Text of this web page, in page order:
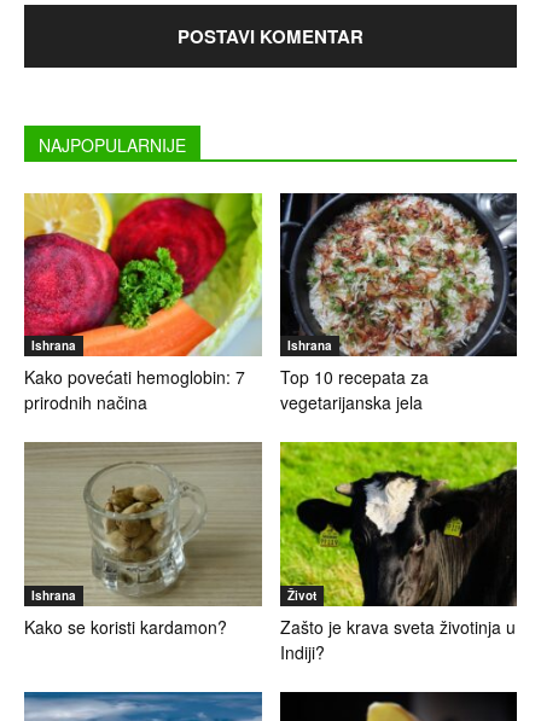
NAJPOPULARNIJE
Ishrana
Kako povećati hemoglobin: 7
prirodnih načina
Ishrana
Top 10 recepata za
vegetarijanska jela
Ishrana
Kako se koristi kardamon?
Život
Zašto je krava sveta životinja u
Indiji?